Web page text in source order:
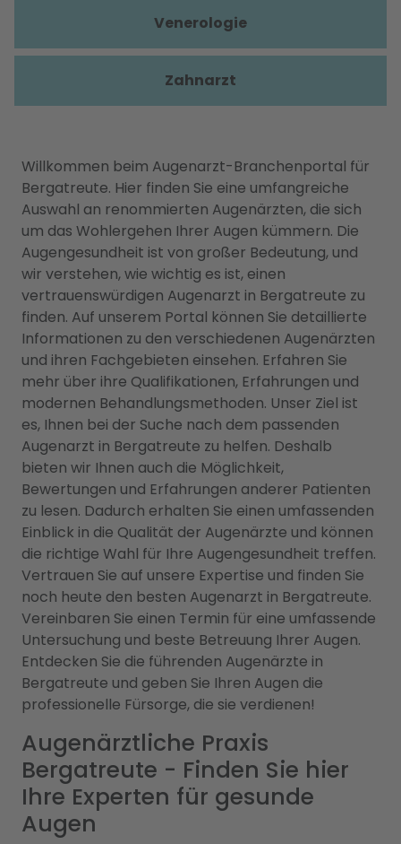
Willkommen beim Augenarzt-Branchenportal für
Bergatreute. Hier finden Sie eine umfangreiche
Auswahl an renommierten Augenärzten, die sich
um das Wohlergehen Ihrer Augen kümmern. Die
Augengesundheit ist von großer Bedeutung, und
wir verstehen, wie wichtig es ist, einen
vertrauenswürdigen Augenarzt in Bergatreute zu
finden. Auf unserem Portal können Sie detaillierte
Informationen zu den verschiedenen Augenärzten
und ihren Fachgebieten einsehen. Erfahren Sie
mehr über ihre Qualifikationen, Erfahrungen und
modernen Behandlungsmethoden. Unser Ziel ist
es, Ihnen bei der Suche nach dem passenden
Augenarzt in Bergatreute zu helfen. Deshalb
bieten wir Ihnen auch die Möglichkeit,
Bewertungen und Erfahrungen anderer Patienten
zu lesen. Dadurch erhalten Sie einen umfassenden
Einblick in die Qualität der Augenärzte und können
die richtige Wahl für Ihre Augengesundheit treffen.
Vertrauen Sie auf unsere Expertise und finden Sie
noch heute den besten Augenarzt in Bergatreute.
Vereinbaren Sie einen Termin für eine umfassende
Untersuchung und beste Betreuung Ihrer Augen.
Entdecken Sie die führenden Augenärzte in
Bergatreute und geben Sie Ihren Augen die
professionelle Fürsorge, die sie verdienen!
Augenärztliche Praxis
Bergatreute - Finden Sie hier
Ihre Experten für gesunde
Augen
Venerologie
Zahnarzt